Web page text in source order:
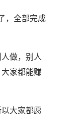
，全部完成
做，别人
家都能赚
大家都愿